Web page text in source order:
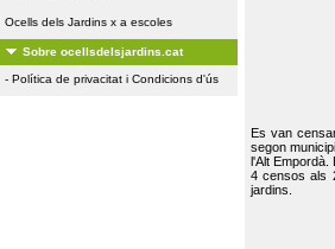
Ocells dels Jardins x a escoles
Sobre ocellsdelsjardins.cat
- Política de privacitat i Condicions d'ús
Es van
segon
l'Alt
4 censos als
jardins.